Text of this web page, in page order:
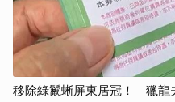
移除綠鬣蜥屏東居冠！ 獵龍